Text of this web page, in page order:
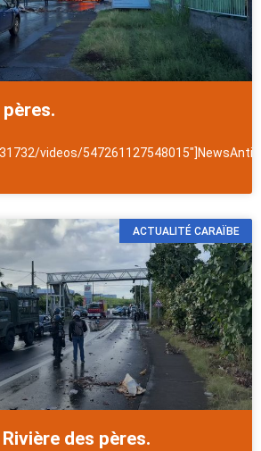
videos/
ACTUALITÉ CARAÏBE
des pères.